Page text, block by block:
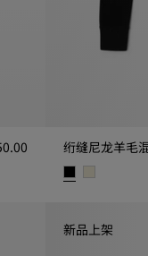
绗缝尼龙羊毛
新品上架